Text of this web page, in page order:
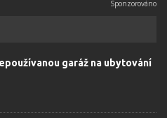
garáž na ubytování